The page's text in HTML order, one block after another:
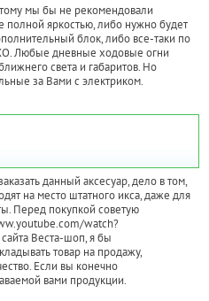
мы бы не рекомендовали
полной яркостью, либо нужно будет
блок, либо все-таки по
Любые дневные ходовые огни
света и габаритов. Но
за Вами с электриком.
данный аксесуар, дело в том,
на место штатного икса, даже для
Перед покупкой советую
watch?
Веста-шоп, я бы
товар на продажу,
Если вы конечно
вами продукции.